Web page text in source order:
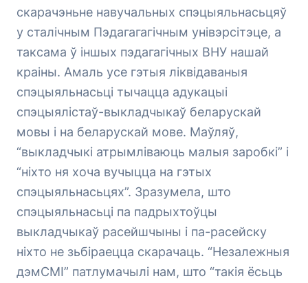
скарачэньне навучальных спэцыяльнасьцяў
у сталічным Пэдагагагічным унівэрсітэце, а
таксама ў іншых пэдагагічных ВНУ нашай
краіны. Амаль усе гэтыя ліквідаваныя
спэцыяльнасьці тычацца адукацыі
спэцыялістаў-выкладчыкаў беларускай
мовы і на беларускай мове. Маўляў,
“выкладчыкі атрымліваюць малыя заробкі” і
“ніхто ня хоча вучыцца на гэтых
спэцыяльнасьцях”. Зразумела, што
спэцыяльнасьці па падрыхтоўцы
выкладчыкаў расейшчыны і па-расейску
ніхто не зьбіраецца скарачаць. “Незалежныя
дэмСМІ” патлумачылі нам, што “такія ёсьць